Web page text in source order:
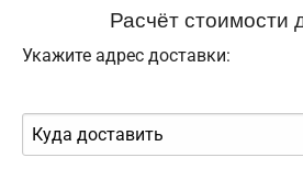
Расчёт стоимости
Укажите адрес доставки: